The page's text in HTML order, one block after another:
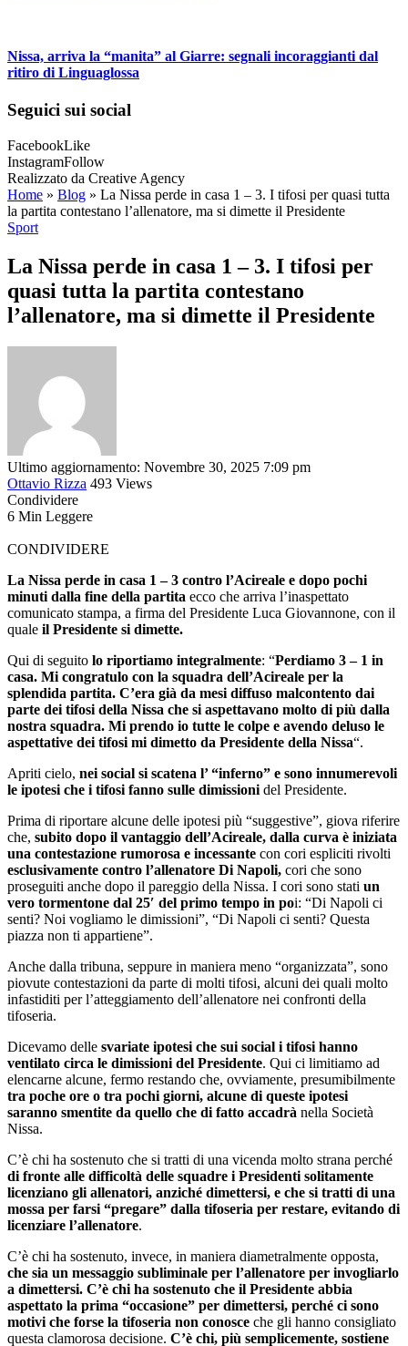
Nissa, arriva la “manita” al Giarre: segnali incoraggianti dal
ritiro di Linguaglossa
Seguici sui social
FacebookLike
InstagramFollow
Realizzato da Creative Agency
Home » Blog » La Nissa perde in casa 1 – 3. I tifosi per quasi tutta
la partita contestano l’allenatore, ma si dimette il Presidente
Sport
La Nissa perde in casa 1 – 3. I tifosi per
quasi tutta la partita contestano
l’allenatore, ma si dimette il Presidente
Ultimo aggiornamento: Novembre 30, 2025 7:09 pm
Ottavio Rizza 493 Views
Condividere
6 Min Leggere
CONDIVIDERE
La Nissa perde in casa 1 – 3 contro l’Acireale e dopo pochi
minuti dalla fine della partita ecco che arriva l’inaspettato
comunicato stampa, a firma del Presidente Luca Giovannone, con il
quale il Presidente si dimette.
Qui di seguito lo riportiamo integralmente: “Perdiamo 3 – 1 in
casa. Mi congratulo con la squadra dell’Acireale per la
splendida partita. C’era già da mesi diffuso malcontento dai
parte dei tifosi della Nissa che si aspettavano molto di più dalla
nostra squadra. Mi prendo io tutte le colpe e avendo deluso le
aspettative dei tifosi mi dimetto da Presidente della Nissa“.
Apriti cielo, nei social si scatena l’ “inferno” e sono innumerevoli
le ipotesi che i tifosi fanno sulle dimissioni del Presidente.
Prima di riportare alcune delle ipotesi più “suggestive”, giova riferire
che, subito dopo il vantaggio dell’Acireale, dalla curva è iniziata
una contestazione rumorosa e incessante con cori espliciti rivolti
esclusivamente contro l’allenatore Di Napoli, cori che sono
proseguiti anche dopo il pareggio della Nissa. I cori sono stati un
vero tormentone dal 25′ del primo tempo in poi: “Di Napoli ci
senti? Noi vogliamo le dimissioni”, “Di Napoli ci senti? Questa
piazza non ti appartiene”.
Anche dalla tribuna, seppure in maniera meno “organizzata”, sono
piovute contestazioni da parte di molti tifosi, alcuni dei quali molto
infastiditi per l’atteggiamento dell’allenatore nei confronti della
tifoseria.
Dicevamo delle svariate ipotesi che sui social i tifosi hanno
ventilato circa le dimissioni del Presidente. Qui ci limitiamo ad
elencarne alcune, fermo restando che, ovviamente, presumibilmente
tra poche ore o tra pochi giorni, alcune di queste ipotesi
saranno smentite da quello che di fatto accadrà nella Società
Nissa.
C’è chi ha sostenuto che si tratti di una vicenda molto strana perché
di fronte alle difficoltà delle squadre i Presidenti solitamente
licenziano gli allenatori, anziché dimettersi, e che si tratti di una
mossa per farsi “pregare” dalla tifoseria per restare, evitando di
licenziare l’allenatore.
C’è chi ha sostenuto, invece, in maniera diametralmente opposta,
che sia un messaggio subliminale per l’allenatore per invogliarlo
a dimettersi. C’è chi ha sostenuto che il Presidente abbia
aspettato la prima “occasione” per dimettersi, perché ci sono
motivi che forse la tifoseria non conosce che gli hanno consigliato
questa clamorosa decisione. C’è chi, più semplicemente, sostiene